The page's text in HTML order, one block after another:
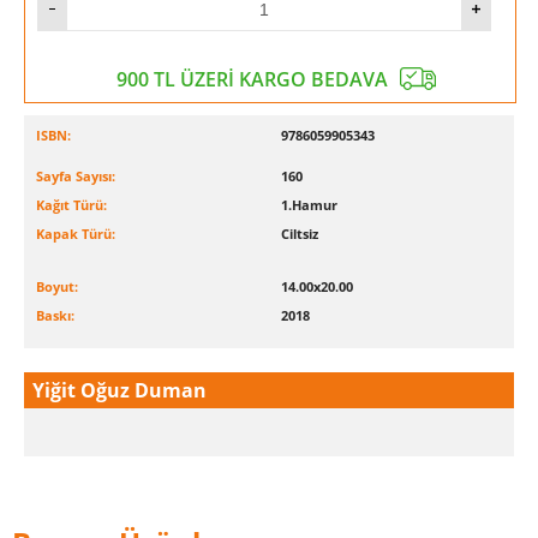
900 TL ÜZERİ KARGO BEDAVA
ISBN: 9786059905343
Sayfa Sayısı:
160
Kağıt Türü:
1.Hamur
Kapak Türü:
Ciltsiz
Boyut:
14.00x20.00
Baskı:
2018
Yiğit Oğuz Duman